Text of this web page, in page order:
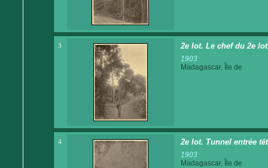
3 2e lot. Le chef du 2e
1903
Madagascar, Île de
4 2e lot. Tunnel entrée
1903
Madagascar, Île de